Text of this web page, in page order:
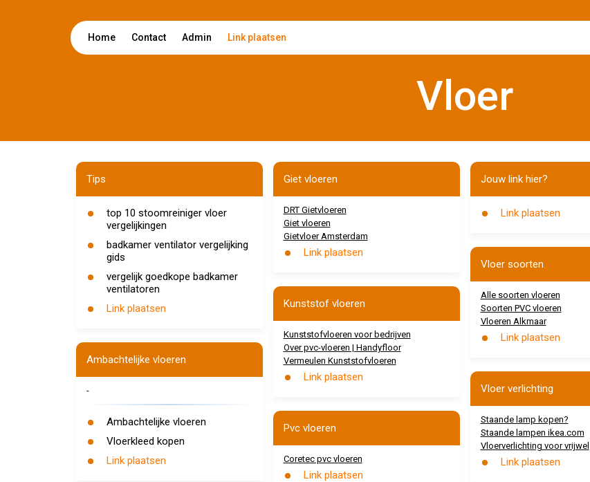
Home Contact Admin Link plaatsen
Vloer
Tips
top 10 stoomreiniger vloer
vergelijkingen
badkamer ventilator vergelijking
gids
vergelijk goedkope badkamer
ventilatoren
Link plaatsen
Ambachtelijke vloeren
-
Ambachtelijke vloeren
Vloerkleed kopen
Link plaatsen
Giet vloeren
DRT Gietvloeren
Giet vloeren
Gietvloer Amsterdam
Link plaatsen
Kunststof vloeren
Kunststofvloeren voor bedrijven
Over pvc-vloeren | Handyfloor
Vermeulen Kunststofvloeren
Link plaatsen
Pvc vloeren
Coretec pvc vloeren
Link plaatsen
Jouw link hier?
Link plaatsen
Vloer soorten
Alle soorten vloeren
Soorten PVC vloeren
Vloeren Alkmaar
Link plaatsen
Vloer verlichting
Staande lamp kopen?
Staande lampen ikea.com
Vloerverlichting voor vrijwel
Link plaatsen